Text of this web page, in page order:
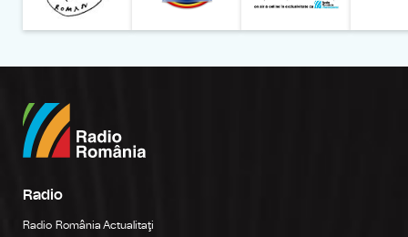
Radio
Radio România Actualitaţi